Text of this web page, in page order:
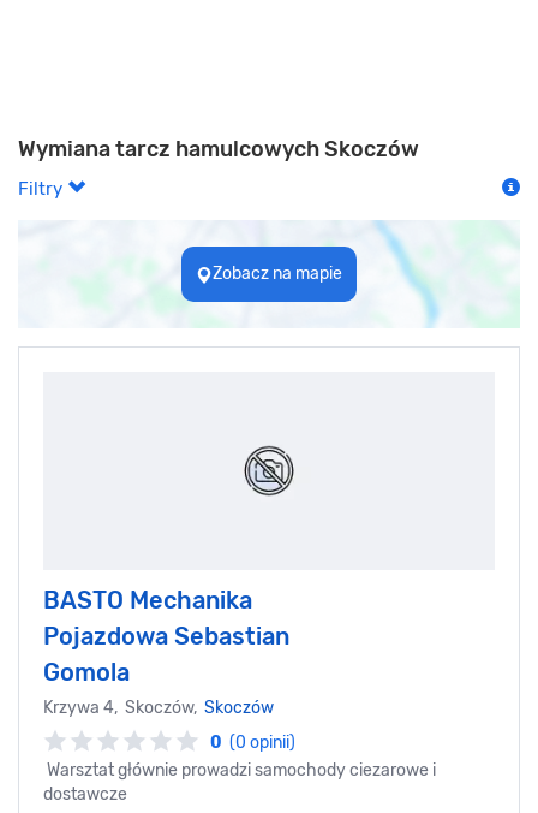
Wymiana tarcz hamulcowych Skoczów
Filtry
Zobacz na mapie
BASTO Mechanika
Pojazdowa Sebastian
Gomola
Krzywa 4, Skoczów, Skoczów
0 (0 opinii)
Warsztat głównie prowadzi samochody ciezarowe i
dostawcze